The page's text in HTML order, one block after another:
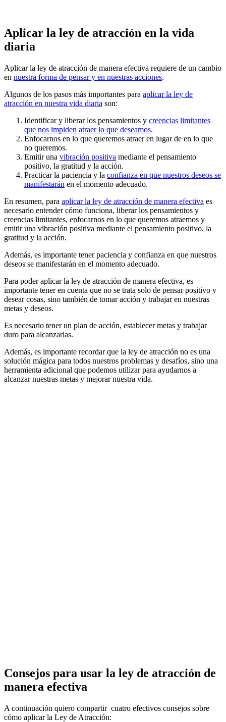
Aplicar la ley de atracción en la vida
diaria
Aplicar la ley de atracción de manera efectiva requiere de un cambio
en nuestra forma de pensar y en nuestras acciones.
Algunos de los pasos más importantes para aplicar la ley de
atracción en nuestra vida diaria son:
Identificar y liberar los pensamientos y creencias limitantes
que nos impiden atraer lo que deseamos.
Enfocarnos en lo que queremos atraer en lugar de en lo que
no queremos.
Emitir una vibración positiva mediante el pensamiento
positivo, la gratitud y la acción.
Practicar la paciencia y la confianza en que nuestros deseos se
manifestarán en el momento adecuado.
En resumen, para aplicar la ley de atracción de manera efectiva es
necesario entender cómo funciona, liberar los pensamientos y
creencias limitantes, enfocarnos en lo que queremos atraemos y
emitir una vibración positiva mediante el pensamiento positivo, la
gratitud y la acción.
Además, es importante tener paciencia y confianza en que nuestros
deseos se manifestarán en el momento adecuado.
Para poder aplicar la ley de atracción de manera efectiva, es
importante tener en cuenta que no se trata solo de pensar positivo y
desear cosas, sino también de tomar acción y trabajar en nuestras
metas y deseos.
Es necesario tener un plan de acción, establecer metas y trabajar
duro para alcanzarlas.
Además, es importante recordar que la ley de atracción no es una
solución mágica para todos nuestros problemas y desafíos, sino una
herramienta adicional que podemos utilizar para ayudarnos a
alcanzar nuestras metas y mejorar nuestra vida.
Consejos para usar la ley de atracción de
manera efectiva
A continuación quiero compartir cuatro efectivos consejos sobre
cómo aplicar la Ley de Atracción: